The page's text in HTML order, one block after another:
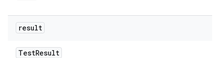
result
TestResult